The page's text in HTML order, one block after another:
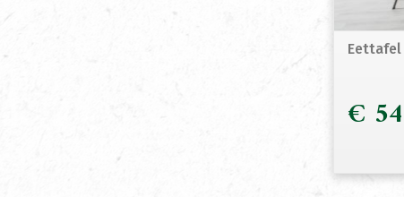
Eettafel
€